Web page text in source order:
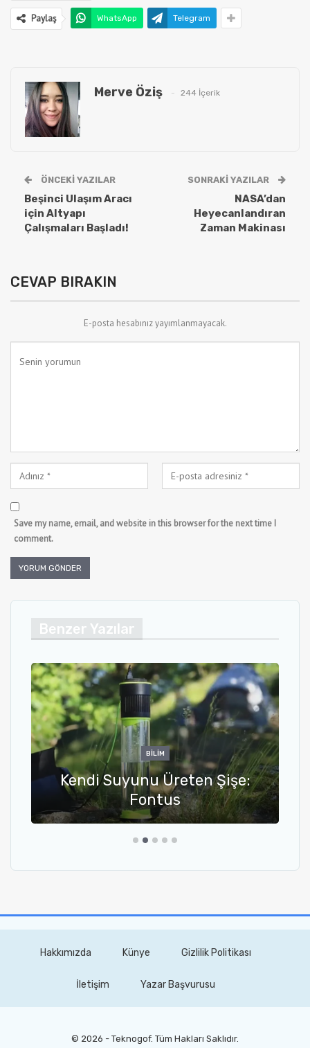
Paylaş WhatsApp Telegram
Merve Öziş 244 İçerik
ÖNCEKI YAZILAR
Beşinci Ulaşım Aracı
için Altyapı
Çalışmaları Başladı!
SONRAKI YAZILAR
NASA’dan
Heyecanlandıran
Zaman Makinası
CEVAP BIRAKIN
E-posta hesabınız yayımlanmayacak.
Save my name, email, and website in this browser for the next time I
comment.
Benzer Yazılar
BILIM
Kendi Suyunu Üreten Şişe:
Fontus
Hakkımızda Künye Gizlilik Politikası
İletişim Yazar Başvurusu
© 2026 - Teknogof. Tüm Hakları Saklıdır.